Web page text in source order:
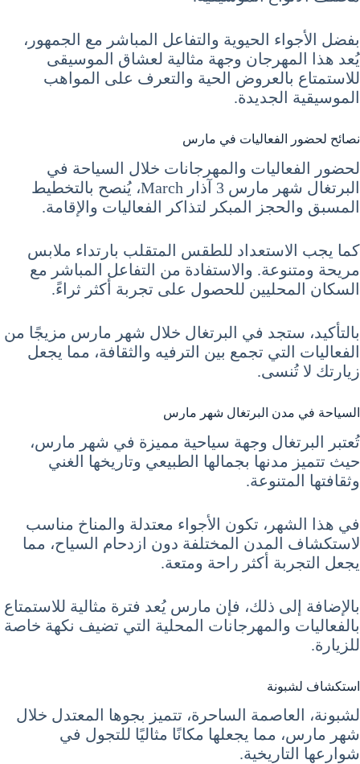
بفضل الأجواء الحيوية والتفاعل المباشر مع الجمهور،
يُعد هذا المهرجان وجهة مثالية لعشاق الموسيقى
للاستمتاع بالعروض الحية والتعرف على المواهب
الموسيقية الجديدة.
نصائح لحضور الفعاليات في مارس
لحضور الفعاليات والمهرجانات خلال السياحة في
البرتغال شهر مارس 3 آذار March، يُنصح بالتخطيط
المسبق والحجز المبكر لتذاكر الفعاليات والإقامة.
كما يجب الاستعداد للطقس المتقلب بارتداء ملابس
مريحة ومتنوعة. والاستفادة من التفاعل المباشر مع
السكان المحليين للحصول على تجربة أكثر ثراءً.
بالتأكيد، ستجد في البرتغال خلال شهر مارس مزيجًا من
الفعاليات التي تجمع بين الترفيه والثقافة، مما يجعل
زيارتك لا تُنسى.
السياحة في مدن البرتغال شهر مارس
تُعتبر البرتغال وجهة سياحية مميزة في شهر مارس،
حيث تتميز مدنها بجمالها الطبيعي وتاريخها الغني
وثقافتها المتنوعة.
في هذا الشهر، تكون الأجواء معتدلة والمناخ مناسب
لاستكشاف المدن المختلفة دون ازدحام السياح، مما
يجعل التجربة أكثر راحة ومتعة.
بالإضافة إلى ذلك، فإن مارس يُعد فترة مثالية للاستمتاع
بالفعاليات والمهرجانات المحلية التي تضيف نكهة خاصة
للزيارة.
استكشاف لشبونة
لشبونة، العاصمة الساحرة، تتميز بجوها المعتدل خلال
شهر مارس، مما يجعلها مكانًا مثاليًا للتجول في
شوارعها التاريخية.